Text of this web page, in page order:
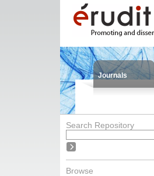
Journals
Search Repository
Browse